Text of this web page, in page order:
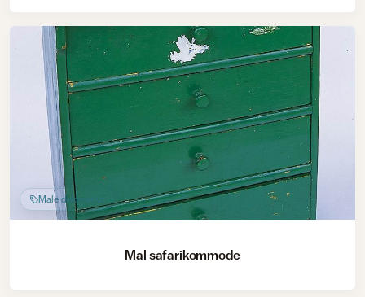
Male dekorativt
Mal safarikommode